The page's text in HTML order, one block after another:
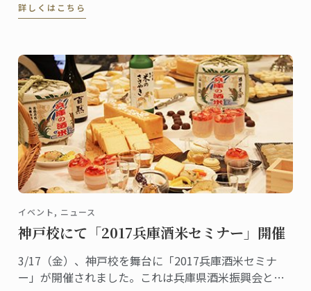
の顔を持ち様々なメディアに登場することからご存知
詳しくはこちら
イベント, ニュース
神戸校にて「2017兵庫酒米セミナー」開催
3/17（金）、神戸校を舞台に「2017兵庫酒米セミナ
ー」が開催されました。これは兵庫県酒米振興会と神